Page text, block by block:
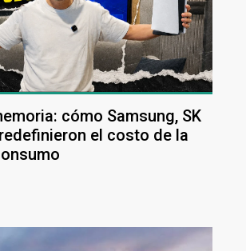
cómo Samsung, SK
el costo de la